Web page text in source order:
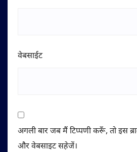
वेबसाईट
अगली बार जब मैं टिप्पणी करूँ, तो इस
और वेबसाइट सहेजें।